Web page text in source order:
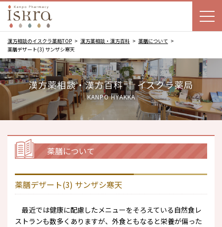
漢方相談のイスクラ薬局TOP 漢方薬相談・漢方百科
薬膳について
薬膳デザート(3) サンザシ寒天
漢方薬相談・漢方百科 ｜ イスクラ薬局
KANPO HYAKKA
薬膳について
薬膳デザート(3) サンザシ寒天
最近では健康に配慮したメニューをそろえている自然食レ
ストランも数多くありますが、外食ともなると栄養が偏った